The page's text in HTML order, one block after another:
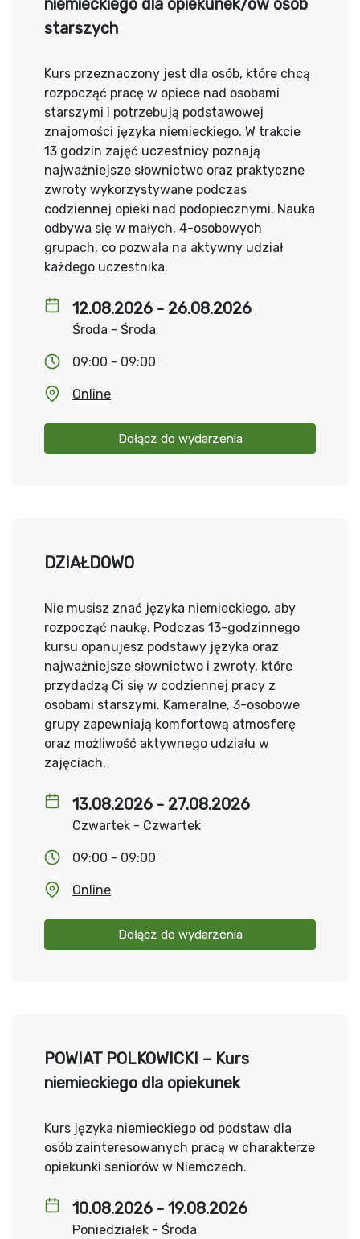
12.08.2026 - 26.08.2026
Środa - Środa
09:00 - 09:00
Online
Dołącz do wydarzenia
niemieckiego dla opiekunek/ów osób
starszych
Kurs przeznaczony jest dla osób, które chcą
rozpocząć pracę w opiece nad osobami
starszymi i potrzebują podstawowej
znajomości języka niemieckiego. W trakcie
13 godzin zajęć uczestnicy poznają
najważniejsze słownictwo oraz praktyczne
zwroty wykorzystywane podczas
codziennej opieki nad podopiecznymi. Nauka
odbywa się w małych, 4-osobowych
grupach, co pozwala na aktywny udział
każdego uczestnika.
13.08.2026 - 27.08.2026
Czwartek - Czwartek
09:00 - 09:00
Online
Dołącz do wydarzenia
DZIAŁDOWO
Nie musisz znać języka niemieckiego, aby
rozpocząć naukę. Podczas 13-godzinnego
kursu opanujesz podstawy języka oraz
najważniejsze słownictwo i zwroty, które
przydadzą Ci się w codziennej pracy z
osobami starszymi. Kameralne, 3-osobowe
grupy zapewniają komfortową atmosferę
oraz możliwość aktywnego udziału w
zajęciach.
10.08.2026 - 19.08.2026
Poniedziałek - Środa
POWIAT POLKOWICKI – Kurs
niemieckiego dla opiekunek
Kurs języka niemieckiego od podstaw dla
osób zainteresowanych pracą w charakterze
opiekunki seniorów w Niemczech.